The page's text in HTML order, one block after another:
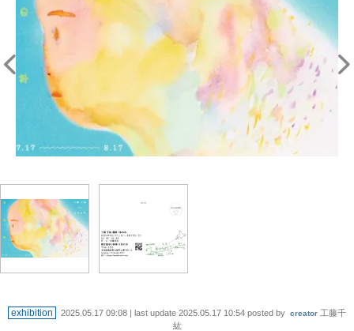
exhibition 2025.05.17 09:08 | last update 2025.05.17 10:54 posted by creator 工藤千
紘